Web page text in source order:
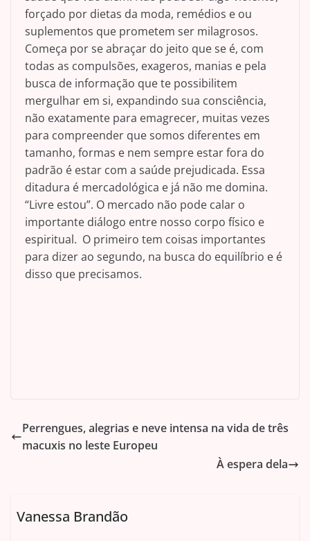
forçado por dietas da moda, remédios e ou
suplementos que prometem ser milagrosos.
Começa por se abraçar do jeito que se é, com
todas as compulsões, exageros, manias e pela
busca de informação que te possibilitem
mergulhar em si, expandindo sua consciência,
não exatamente para emagrecer, muitas vezes
para compreender que somos diferentes em
tamanho, formas e nem sempre estar fora do
padrão é estar com a saúde prejudicada. Essa
ditadura é mercadológica e já não me domina.
“Livre estou”. O mercado não pode calar o
importante diálogo entre nosso corpo físico e
espiritual. O primeiro tem coisas importantes
para dizer ao segundo, na busca do equilíbrio e é
disso que precisamos.
Perrengues, alegrias e neve intensa na vida de três
macuxis no leste Europeu
À espera dela
Vanessa Brandão